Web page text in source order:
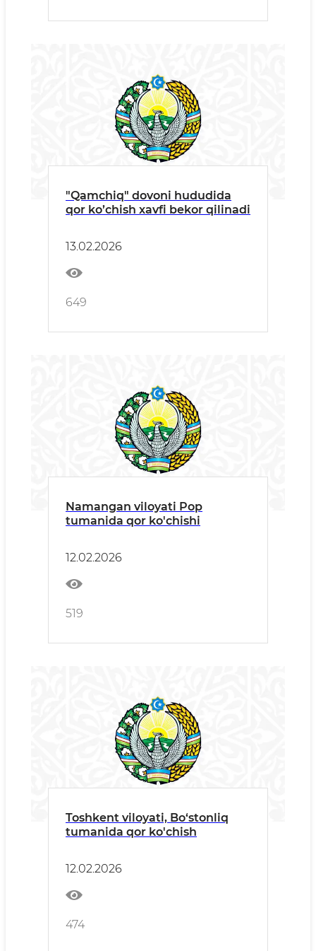
"Qamchiq" dovoni hududida
qor ko’chish xavfi bekor qilinadi
13.02.2026
649
Namangan viloyati Pop
tumanida qor ko'chishi
12.02.2026
519
Toshkent viloyati, Bo‘stonliq
tumanida qor ko'chish
12.02.2026
474